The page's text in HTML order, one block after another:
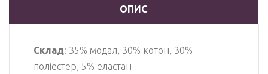
ОПИС
Склад: 35% модал, 30% котон, 30%
поліестер, 5% еластан